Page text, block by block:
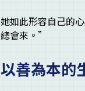
她如此形容自己的
總會來。”
以善為本的